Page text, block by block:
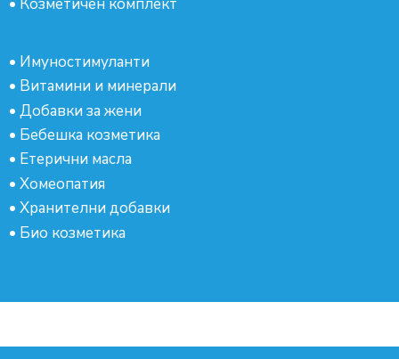
• Козметичен комплект
• Имуностимуланти
• Витамини и минерали
• Добавки за жени
• Бебешка козметика
• Етерични масла
• Хомеопатия
• Хранителни добавки
• Био козметика